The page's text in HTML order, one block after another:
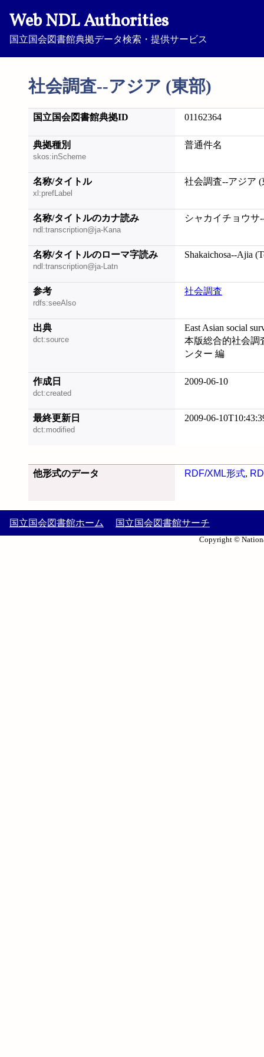
Web NDL Authorities
国立国会図書館典拠データ検索・提供サービス
社会調査--アジア (東部)
国立国会図書館典拠ID 01162364
典拠種別
skos:inScheme
普通件名
名称/タイトル
xl:prefLabel
社会調査--アジア (
名称/タイトルのカナ読み
ndl:transcription@ja-Kana
シャカイチョウサ
名称/タイトルのローマ字読み
ndl:transcription@ja-Latn
Shakaichosa--Ajia
参考
rdfs:seeAlso
社会調査
出典
dct:source
East Asian social
本版総合的社会調
ンター 編
作成日
dct:created
2009-06-10
最終更新日
dct:modified
2009-06-
他形式のデータ RDF/XML形式,
国立国会図書館ホーム 国立国会図書館サーチ
Copyright ©